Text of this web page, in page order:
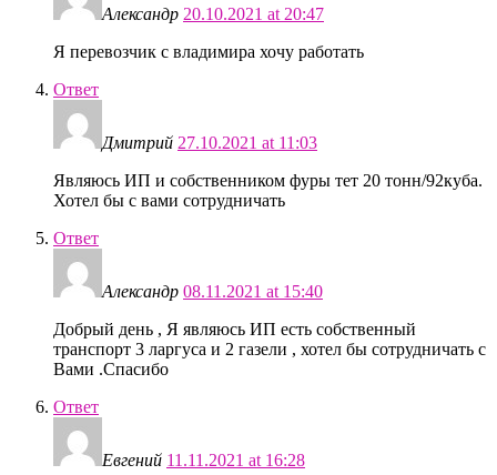
Александр 20.10.2021 at 20:47
Я перевозчик с владимира хочу работать
Ответ
Дмитрий 27.10.2021 at 11:03
Являюсь ИП и собственником фуры тет 20 тонн/92куба.
Хотел бы с вами сотрудничать
Ответ
Александр 08.11.2021 at 15:40
Добрый день , Я являюсь ИП есть собственный
транспорт 3 ларгуса и 2 газели , хотел бы сотрудничать с
Вами .Спасибо
Ответ
Евгений 11.11.2021 at 16:28